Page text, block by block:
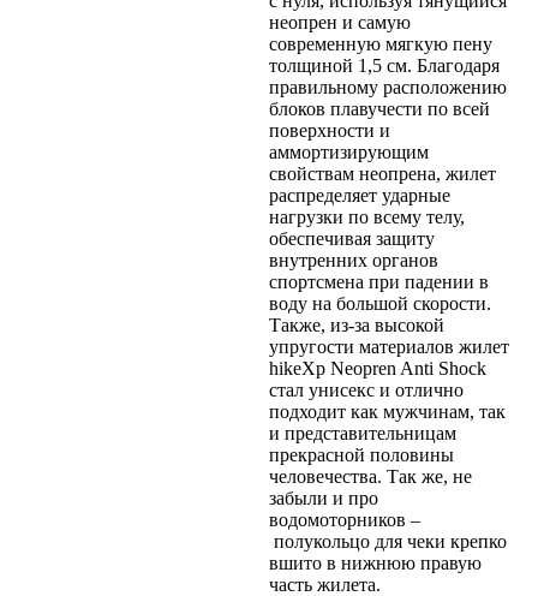
неопрен и самую
современную мягкую пену
толщиной 1,5 см. Благодаря
правильному расположению
блоков плавучести по всей
поверхности и
аммортизирующим
свойствам неопрена, жилет
распределяет ударные
нагрузки по всему телу,
обеспечивая защиту
внутренних органов
спортсмена при падении в
воду на большой скорости.
Также, из-за высокой
упругости материалов жилет
hikeXp Neopren Anti Shock
стал унисекс и отлично
подходит как мужчинам, так
и представительницам
прекрасной половины
человечества. Так же, не
забыли и про
водомоторников –
полукольцо для чеки крепко
вшито в нижнюю правую
часть жилета.